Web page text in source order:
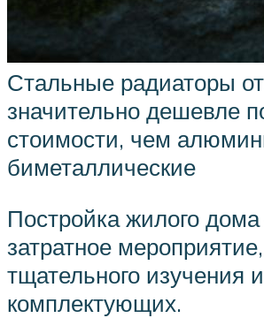
Стальные радиаторы
значительно дешевле
стоимости, чем
биметаллические
Постройка жилого
затратное
тщательного изучения
комплектующих.